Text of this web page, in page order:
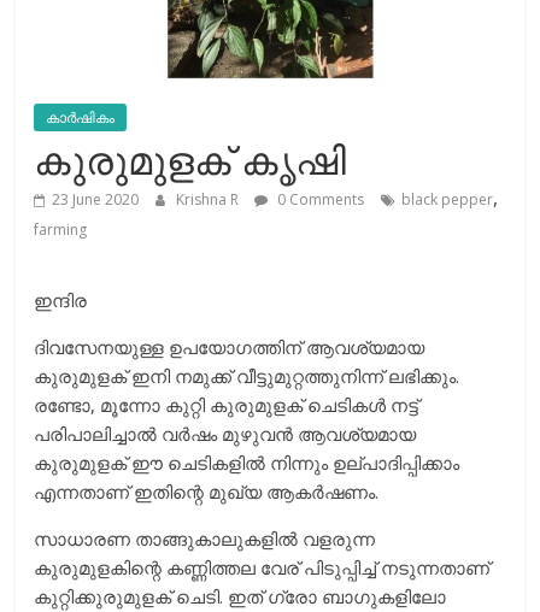
കാർഷികം
കുരുമുളക് കൃഷി
23 June 2020 Krishna R 0 Comments black pepper,
farming
ഇന്ദിര
ദിവസേനയുള്ള ഉപയോഗത്തിന് ആവശ്യമായ
കുരുമുളക് ഇനി നമുക്ക് വീട്ടുമുറ്റത്തുനിന്ന് ലഭിക്കും.
രണ്ടോ, മൂന്നോ കുറ്റി കുരുമുളക് ചെടികള്‍ നട്ട്
പരിപാലിച്ചാല്‍ വര്‍ഷം മുഴുവന്‍ ആവശ്യമായ
കുരുമുളക് ഈ ചെടികളില്‍ നിന്നും ഉല്പാദിപ്പിക്കാം
എന്നതാണ് ഇതിന്റെ മുഖ്യ ആകര്‍ഷണം.
സാധാരണ താങ്ങുകാലുകളില്‍ വളരുന്ന
കുരുമുളകിന്റെ കണ്ണിത്തല വേര് പിടുപ്പിച്ച് നടുന്നതാണ്
കുറ്റിക്കുരുമുളക് ചെടി. ഇത് ഗ്രോ ബാഗുകളിലോ